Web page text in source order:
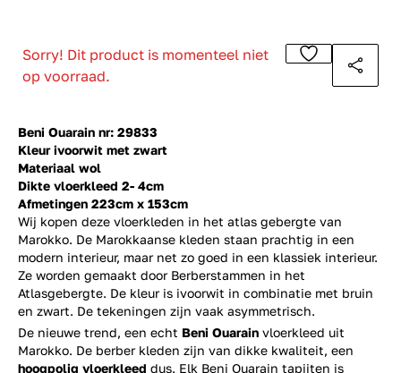
Beni Ouarain nr: 29833
Kleur ivoorwit met zwart
Materiaal wol
Dikte vloerkleed 2- 4cm
Afmetingen 223cm x 153cm
Wij kopen deze vloerkleden in het atlas gebergte van
Marokko. De Marokkaanse kleden staan prachtig in een
modern interieur, maar net zo goed in een klassiek interieur.
Ze worden gemaakt door Berberstammen in het
Atlasgebergte. De kleur is ivoorwit in combinatie met bruin
en zwart. De tekeningen zijn vaak asymmetrisch.
Sorry! Dit product is momenteel niet
op voorraad.
De nieuwe trend, een echt Beni Ouarain vloerkleed uit
Marokko. De berber kleden zijn van dikke kwaliteit, een
hoogpolig vloerkleed dus. Elk Beni Ouarain tapijten is